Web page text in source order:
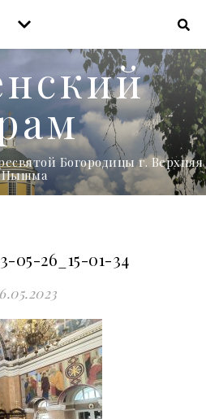
Богородицы г. Верхняя
Пышма
05-26_15-01-34